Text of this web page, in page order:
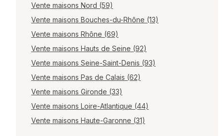
Vente maisons Nord (59)
Vente maisons Bouches-du-Rhône (13)
Vente maisons Rhône (69)
Vente maisons Hauts de Seine (92)
Vente maisons Seine-Saint-Denis (93)
Vente maisons Pas de Calais (62)
Vente maisons Gironde (33)
Vente maisons Loire-Atlantique (44)
Vente maisons Haute-Garonne (31)